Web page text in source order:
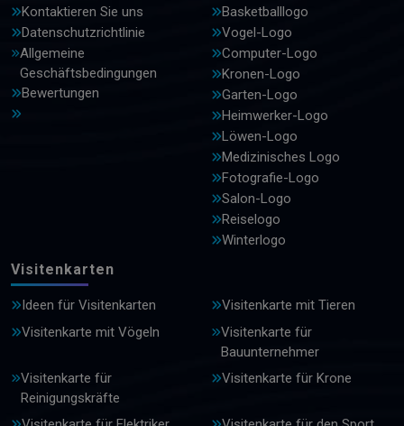
Kontaktieren Sie uns
Datenschutzrichtlinie
Allgemeine
Geschäftsbedingungen
Bewertungen
Basketballlogo
Vogel-Logo
Computer-Logo
Kronen-Logo
Garten-Logo
Heimwerker-Logo
Löwen-Logo
Medizinisches Logo
Fotografie-Logo
Salon-Logo
Reiselogo
Winterlogo
Visitenkarten
Ideen für Visitenkarten
Visitenkarte mit Tieren
Visitenkarte mit Vögeln
Visitenkarte für
Bauunternehmer
Visitenkarte für
Reinigungskräfte
Visitenkarte für Krone